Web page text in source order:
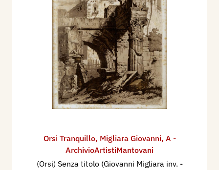
Orsi Tranquillo, Migliara Giovanni, A -
ArchivioArtistiMantovani
(Orsi) Senza titolo (Giovanni Migliara inv. -